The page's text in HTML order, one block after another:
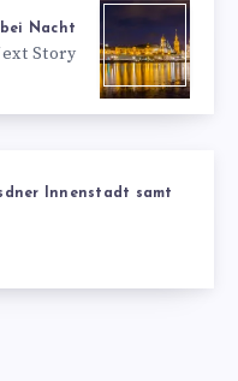
Nacht
Story
Innenstadt samt